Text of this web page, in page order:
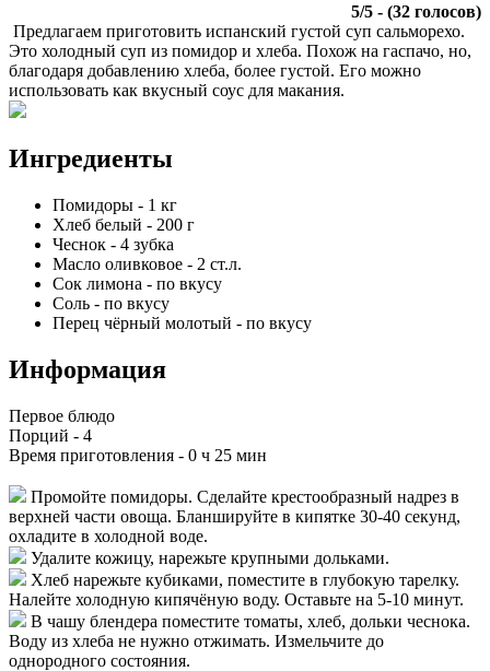
5/5 - (32 голосов)
Предлагаем приготовить испанский густой суп сальморехо.
Это холодный суп из помидор и хлеба. Похож на гаспачо, но,
благодаря добавлению хлеба, более густой. Его можно
использовать как вкусный соус для макания.
Ингредиенты
Помидоры - 1 кг
Хлеб белый - 200 г
Чеснок - 4 зубка
Масло оливковое - 2 ст.л.
Сок лимона - по вкусу
Соль - по вкусу
Перец чёрный молотый - по вкусу
Информация
Первое блюдо
Порций - 4
Время приготовления - 0 ч 25 мин
Промойте помидоры. Сделайте крестообразный надрез в
верхней части овоща. Бланшируйте в кипятке 30-40 секунд,
охладите в холодной воде.
Удалите кожицу, нарежьте крупными дольками.
Хлеб нарежьте кубиками, поместите в глубокую тарелку.
Налейте холодную кипячёную воду. Оставьте на 5-10 минут.
В чашу блендера поместите томаты, хлеб, дольки чеснока.
Воду из хлеба не нужно отжимать. Измельчите до
однородного состояния.